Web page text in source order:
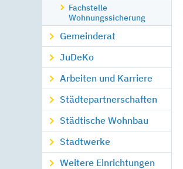
Fachstelle
Wohnungssicherung
Gemeinderat
JuDeKo
Arbeiten und Karriere
Städtepartnerschaften
Städtische Wohnbau
Stadtwerke
Weitere Einrichtungen